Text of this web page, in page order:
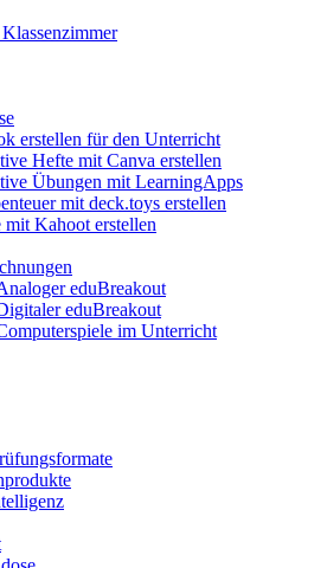
erstellen für den Unterricht
Hefte mit Canva erstellen
Übungen mit LearningApps
mit deck.toys erstellen
mit Kahoot erstellen
eduBreakout
eduBreakout
im Unterricht